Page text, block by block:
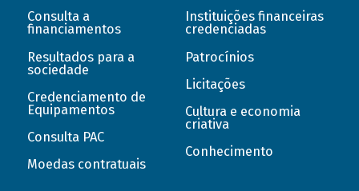
Consulta a
financiamentos
Resultados para a
sociedade
Credenciamento de
Equipamentos
Consulta PAC
Moedas contratuais
Instituições financeiras
credenciadas
Patrocínios
Licitações
Cultura e economia
criativa
Conhecimento